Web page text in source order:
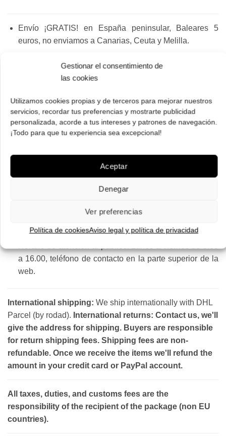
Gestionar el consentimiento de
las cookies
Utilizamos cookies propias y de terceros para mejorar nuestros
servicios, recordar tus preferencias y mostrarte publicidad
personalizada, acorde a tus intereses y patrones de navegación.
¡Todo para que tu experiencia sea excepcional!
Aceptar
Denegar
Ver preferencias
Política de cookiesAviso legal y política de privacidad
Envío ¡GRATIS! en España peninsular, Baleares 5
euros, no enviamos a Canarias, Ceuta y Melilla.
euros, 11 Baleares.
Gafas originales procedentes del distribuidor oficial
para España, no de importadores paralelos. Las gafas
se suministran con los accesorios que provee el
(laborables de lunes a viernes, sábados no hay envíos
ni entregas, disponibilidad de cada modelo indicada en
Te llevas unas gafas gratis con tu pedido, añade el
modelo que desees de la sección degafas de regalo
a 16.00, teléfono de contacto en la parte superior de la
web.
International shipping: We ship internationally with DHL
Parcel (by rodad). International returns: Contact us, we'll
give the address for shipping. Buyers are responsible
for return shipping fees. Shipping fees are non-
refundable. Once we receive the items we'll refund the
amount in your credit card or PayPal account.
All taxes, duties, and customs fees are the
responsibility of the recipient of the package (non EU
countries).